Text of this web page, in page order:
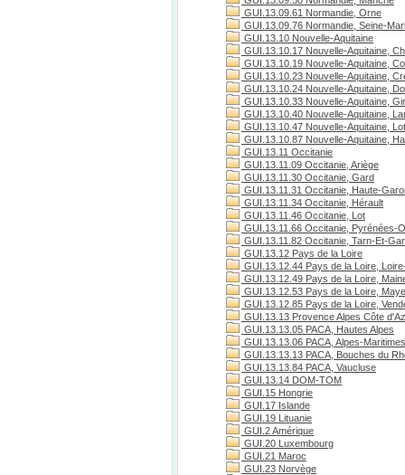
GUI.13.09.61 Normandie, Orne
GUI.13.09.76 Normandie, Seine-
GUI.13.10 Nouvelle-Aquitaine
GUI.13.10.17 Nouvelle-Aquitaine,
GUI.13.10.19 Nouvelle-Aquitaine,
GUI.13.10.23 Nouvelle-Aquitaine,
GUI.13.10.24 Nouvelle-Aquitaine,
GUI.13.10.33 Nouvelle-Aquitaine,
GUI.13.10.40 Nouvelle-Aquitaine,
GUI.13.10.47 Nouvelle-Aquitaine,
GUI.13.10.87 Nouvelle-Aquitaine,
GUI.13.11 Occitanie
GUI.13.11.09 Occitanie, Ariège
GUI.13.11.30 Occitanie, Gard
GUI.13.11.31 Occitanie, Haute-
GUI.13.11.34 Occitanie, Hérault
GUI.13.11.46 Occitanie, Lot
GUI.13.11.66 Occitanie, Pyrénées-
GUI.13.11.82 Occitanie, Tarn-Et-
GUI.13.12 Pays de la Loire
GUI.13.12.44 Pays de la Loire,
GUI.13.12.49 Pays de la Loire,
GUI.13.12.53 Pays de la Loire,
GUI.13.12.85 Pays de la Loire,
GUI.13.13 Provence Alpes Côte
GUI.13.13.05 PACA, Hautes Alpes
GUI.13.13.06 PACA, Alpes-Maritimes
GUI.13.13.13 PACA, Bouches du
GUI.13.13.84 PACA, Vaucluse
GUI.13.14 DOM-TOM
GUI.15 Hongrie
GUI.17 Islande
GUI.19 Lituanie
GUI.2 Amérique
GUI.20 Luxembourg
GUI.21 Maroc
GUI.23 Norvège